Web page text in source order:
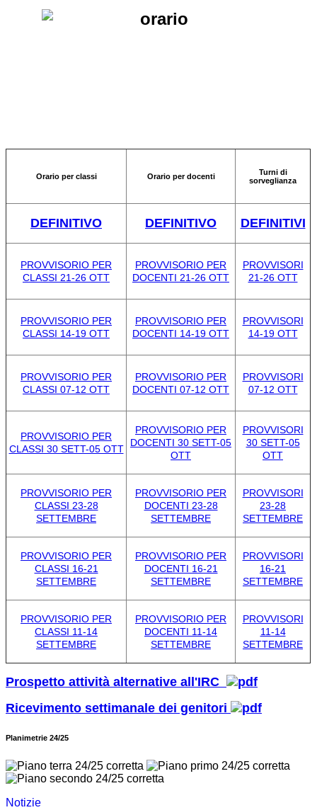
Orario per classi Orario per docenti
Turni di
sorveglianza
DEFINITIVO DEFINITIVO DEFINITIVI
PROVVISORIO PER
CLASSI 21-26 OTT
PROVVISORIO PER
DOCENTI 21-26 OTT
PROVVISORI
21-26 OTT
PROVVISORIO PER
CLASSI 14-19 OTT
PROVVISORIO PER
DOCENTI 14-19 OTT
PROVVISORI
14-19 OTT
PROVVISORIO PER
CLASSI 07-12 OTT
PROVVISORIO PER
DOCENTI 07-12 OTT
PROVVISORI
07-12 OTT
PROVVISORIO PER
CLASSI 30 SETT-05 OTT
PROVVISORIO PER
DOCENTI 30 SETT-05
OTT
PROVVISORI
30 SETT-05
OTT
PROVVISORIO PER
CLASSI 23-28
SETTEMBRE
PROVVISORIO PER
DOCENTI 23-28
SETTEMBRE
PROVVISORI
23-28
SETTEMBRE
PROVVISORIO PER
CLASSI 16-21
SETTEMBRE
PROVVISORIO PER
DOCENTI 16-21
SETTEMBRE
PROVVISORI
16-21
SETTEMBRE
PROVVISORIO PER
CLASSI 11-14
SETTEMBRE
PROVVISORIO PER
DOCENTI 11-14
SETTEMBRE
PROVVISORI
11-14
SETTEMBRE
Prospetto attività alternative all'IRC
Ricevimento settimanale dei genitori
Planimetrie 24/25
Notizie